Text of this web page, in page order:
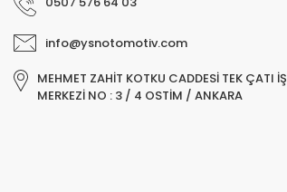
info@ysnotomotiv.com
MEHMET ZAHİT KOTKU CADDESİ TEK ÇATI İŞ
MERKEZİ NO : 3 / 4 OSTİM / ANKARA